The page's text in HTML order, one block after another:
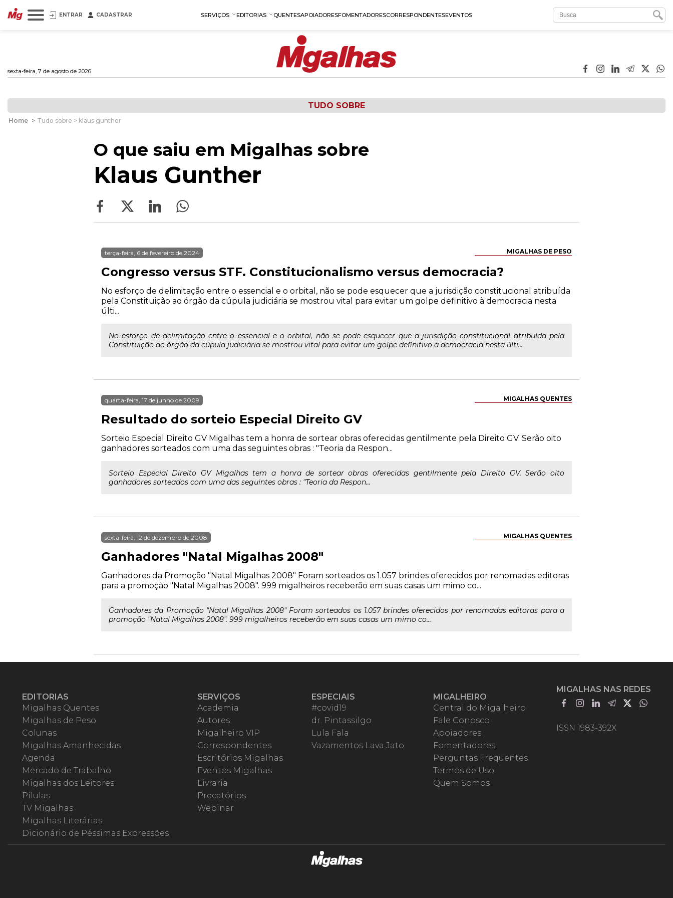
ENTRAR CADASTRAR SERVIÇOS EDITORIAS QUENTESAPOIADORESFOMENTADORESCORRESPONDENTESEVENTOS
sexta-feira, 7 de agosto de 2026
TUDO SOBRE
Home > Tudo sobre > klaus gunther
O que saiu em Migalhas sobre
Klaus Gunther
MIGALHAS DE PESO
terça-feira, 6 de fevereiro de 2024
Congresso versus STF. Constitucionalismo versus democracia?
No esforço de delimitação entre o essencial e o orbital, não se pode esquecer que a jurisdição constitucional atribuída
pela Constituição ao órgão da cúpula judiciária se mostrou vital para evitar um golpe definitivo à democracia nesta
últi...
No esforço de delimitação entre o essencial e o orbital, não se pode esquecer que a jurisdição constitucional atribuída pela
Constituição ao órgão da cúpula judiciária se mostrou vital para evitar um golpe definitivo à democracia nesta últi...
MIGALHAS QUENTES
quarta-feira, 17 de junho de 2009
Resultado do sorteio Especial Direito GV
Sorteio Especial Direito GV Migalhas tem a honra de sortear obras oferecidas gentilmente pela Direito GV. Serão oito
ganhadores sorteados com uma das seguintes obras : "Teoria da Respon...
Sorteio Especial Direito GV Migalhas tem a honra de sortear obras oferecidas gentilmente pela Direito GV. Serão oito
ganhadores sorteados com uma das seguintes obras : "Teoria da Respon...
MIGALHAS QUENTES
sexta-feira, 12 de dezembro de 2008
Ganhadores "Natal Migalhas 2008"
Ganhadores da Promoção "Natal Migalhas 2008" Foram sorteados os 1.057 brindes oferecidos por renomadas editoras
para a promoção "Natal Migalhas 2008". 999 migalheiros receberão em suas casas um mimo co...
Ganhadores da Promoção "Natal Migalhas 2008" Foram sorteados os 1.057 brindes oferecidos por renomadas editoras para a
promoção "Natal Migalhas 2008". 999 migalheiros receberão em suas casas um mimo co...
EDITORIAS
Migalhas Quentes
Migalhas de Peso
Colunas
Migalhas Amanhecidas
Agenda
Mercado de Trabalho
Migalhas dos Leitores
Pílulas
TV Migalhas
Migalhas Literárias
Dicionário de Péssimas Expressões
SERVIÇOS
Academia
Autores
Migalheiro VIP
Correspondentes
Escritórios Migalhas
Eventos Migalhas
Livraria
Precatórios
Webinar
ESPECIAIS
#covid19
dr. Pintassilgo
Lula Fala
Vazamentos Lava Jato
MIGALHEIRO
Central do Migalheiro
Fale Conosco
Apoiadores
Fomentadores
Perguntas Frequentes
Termos de Uso
Quem Somos
MIGALHAS NAS REDES
ISSN 1983-392X